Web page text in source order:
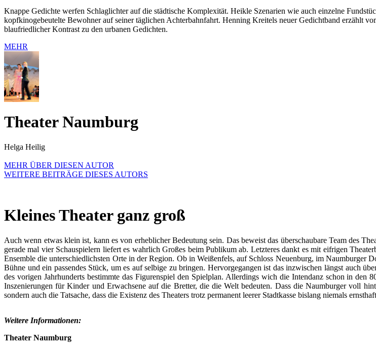
Knappe Gedichte werfen Schlaglichter auf die städtische Komplexität. Heikle Szenarien wie auch einzelne
kopfkinogebeutelte Bewohner auf seiner täglichen Achterbahnfahrt. Henning Kreitels neuer Gedichtband erzählt
blaufriedlicher Kontrast zu den urbanen Gedichten.
MEHR
Theater Naumburg
Helga Heilig
MEHR ÜBER DIESEN AUTOR
WEITERE BEITRÄGE DIESES AUTORS
Kleines Theater ganz groß
Auch wenn etwas klein ist, kann es von erheblicher Bedeutung sein. Das beweist das überschaubare Team des
gerade mal vier Schauspielern liefert es wahrlich Großes beim Publikum ab. Letzteres dankt es mit eifrigen
Ensemble die unterschiedlichsten Orte in der Region. Ob in Weißenfels, auf Schloss Neuenburg, im Naumburger
Bühne und ein passendes Stück, um es auf selbige zu bringen. Hervorgegangen ist das inzwischen längst auch
des vorigen Jahrhunderts bestimmte das Figurenspiel den Spielplan. Allerdings wich die Intendanz schon in den
Inszenierungen für Kinder und Erwachsene auf die Bretter, die die Welt bedeuten. Dass die Naumburger voll
sondern auch die Tatsache, dass die Existenz des Theaters trotz permanent leerer Stadtkasse bislang niemals
Weitere Informationen:
Theater Naumburg